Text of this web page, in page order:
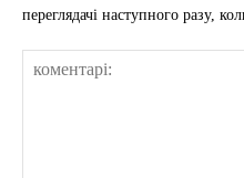
переглядачі наступного разу,